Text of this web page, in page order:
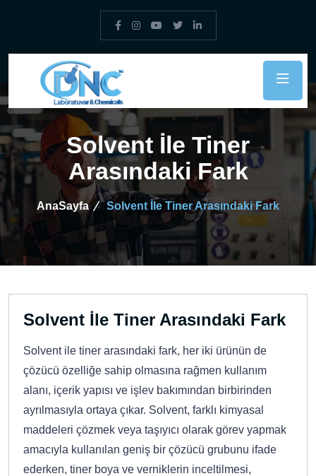
Solvent İle Tiner
Arasındaki Fark
AnaSayfa Solvent İle Tiner Arasındaki Fark
Solvent İle Tiner Arasındaki Fark
Solvent ile tiner arasındaki fark, her iki ürünün de
çözücü özelliğe sahip olmasına rağmen kullanım
alanı, içerik yapısı ve işlev bakımından birbirinden
ayrılmasıyla ortaya çıkar. Solvent, farklı kimyasal
maddeleri çözmek veya taşıyıcı olarak görev yapmak
amacıyla kullanılan geniş bir çözücü grubunu ifade
ederken, tiner boya ve verniklerin inceltilmesi,